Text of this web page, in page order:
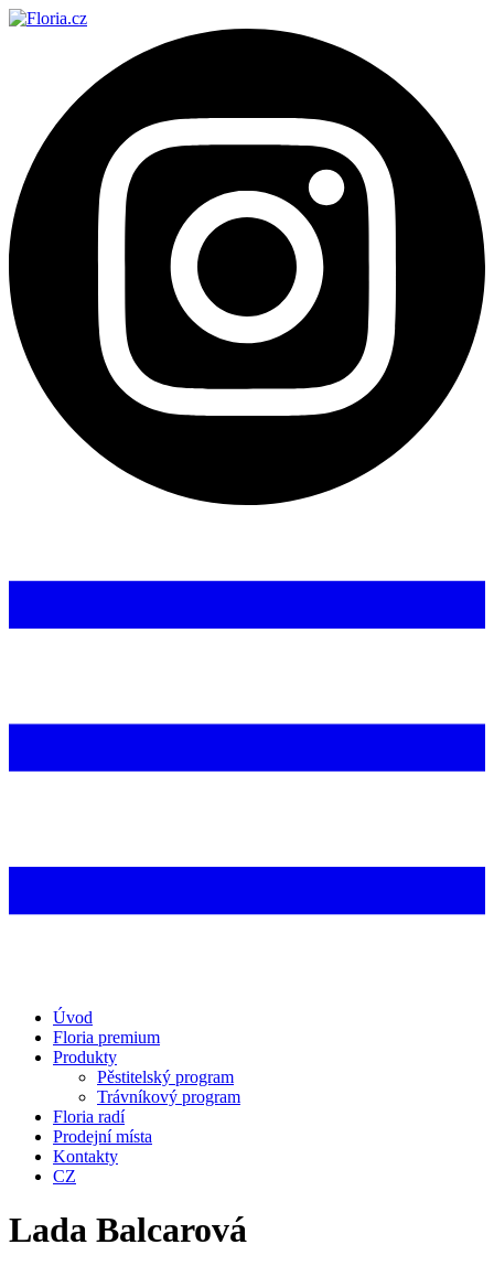
Úvod
Floria premium
Produkty
Pěstitelský program
Trávníkový program
Floria radí
Prodejní místa
Kontakty
CZ
Lada Balcarová